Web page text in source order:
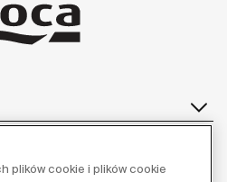
plików cookie i plików cookie